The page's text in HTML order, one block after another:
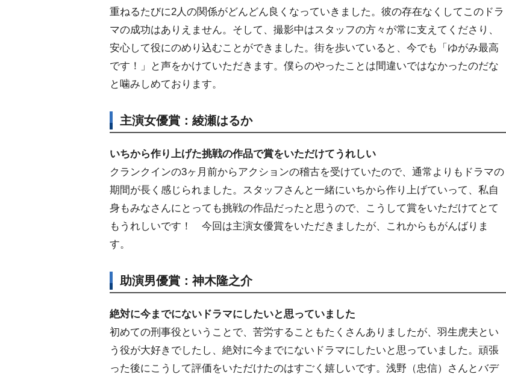
重ねるたびに2人の関係がどんどん良くなっていきました。彼の存在なくしてこのドラ
マの成功はありえません。そして、撮影中はスタッフの方々が常に支えてくださり、
安心して役にのめり込むことができました。街を歩いていると、今でも「ゆがみ最高
です！」と声をかけていただきます。僕らのやったことは間違いではなかったのだな
と噛みしめております。
主演女優賞：綾瀬はるか
いちから作り上げた挑戦の作品で賞をいただけてうれしい
クランクインの3ヶ月前からアクションの稽古を受けていたので、通常よりもドラマの
期間が長く感じられました。スタッフさんと一緒にいちから作り上げていって、私自
身もみなさんにとっても挑戦の作品だったと思うので、こうして賞をいただけてとて
もうれしいです！ 今回は主演女優賞をいただきましたが、これからもがんばりま
す。
助演男優賞：神木隆之介
絶対に今までにないドラマにしたいと思っていました
初めての刑事役ということで、苦労することもたくさんありましたが、羽生虎夫とい
う役が大好きでしたし、絶対に今までにないドラマにしたいと思っていました。頑張
った後にこうして評価をいただけたのはすごく嬉しいです。浅野（忠信）さんとバデ